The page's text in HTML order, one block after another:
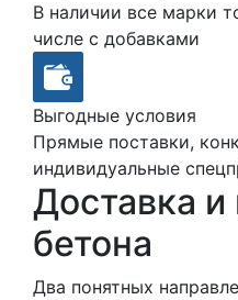
В наличии все марки
числе с добавками
Выгодные условия
Прямые поставки,
индивидуальные
Доставка и
бетона
Два понятных